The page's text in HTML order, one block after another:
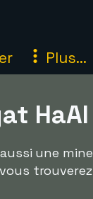
Plus...
HaAl
une mine
trouverez